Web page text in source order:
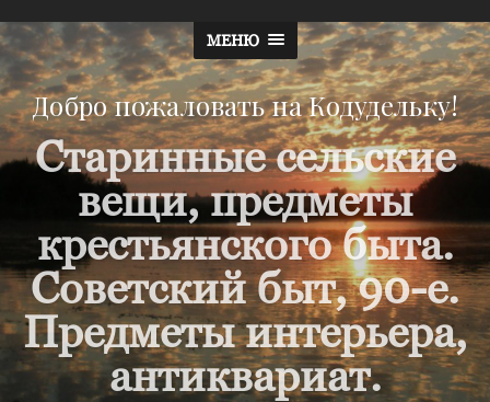
МЕНЮ
Добро пожаловать на Кодудельку!
Старинные сельские
вещи, предметы
крестьянского быта.
Советский быт, 90-е.
Предметы интерьера,
антиквариат.